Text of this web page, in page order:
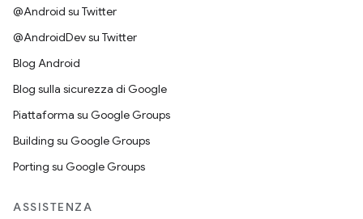
@Android su Twitter
@AndroidDev su Twitter
Blog Android
Blog sulla sicurezza di Google
Piattaforma su Google Groups
Building su Google Groups
Porting su Google Groups
ASSISTENZA